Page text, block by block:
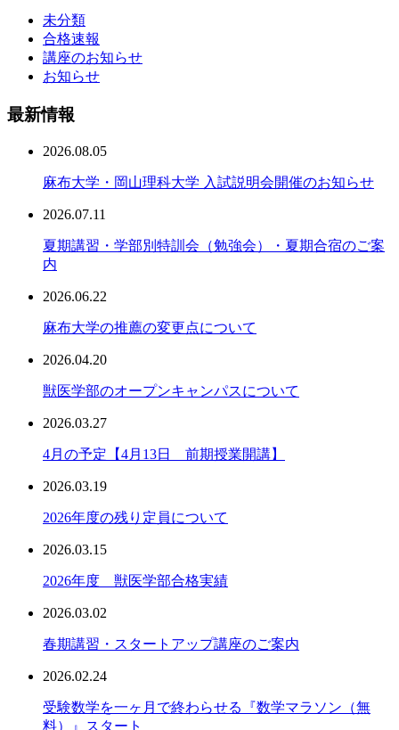
未分類
合格速報
講座のお知らせ
お知らせ
最新情報
2026.08.05
麻布大学・岡山理科大学 入試説明会開催のお知らせ
2026.07.11
夏期講習・学部別特訓会（勉強会）・夏期合宿のご案
内
2026.06.22
麻布大学の推薦の変更点について
2026.04.20
獣医学部のオープンキャンパスについて
2026.03.27
4月の予定【4月13日 前期授業開講】
2026.03.19
2026年度の残り定員について
2026.03.15
2026年度 獣医学部合格実績
2026.03.02
春期講習・スタートアップ講座のご案内
2026.02.24
受験数学を一ヶ月で終わらせる『数学マラソン（無
料）』スタート